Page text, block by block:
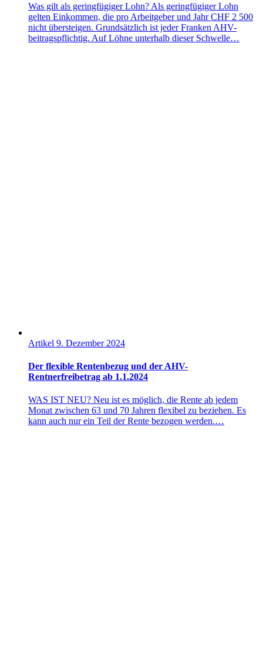
Was gilt als geringfügiger Lohn? Als geringfügiger Lohn
gelten Einkommen, die pro Arbeitgeber und Jahr CHF 2 500
nicht übersteigen. Grundsätzlich ist jeder Franken AHV-
beitragspflichtig. Auf Löhne unterhalb dieser Schwelle…
Artikel 9. Dezember 2024
Der flexible Rentenbezug und der AHV-
Rentnerfreibetrag ab 1.1.2024
WAS IST NEU? Neu ist es möglich, die Rente ab jedem
Monat zwischen 63 und 70 Jahren flexibel zu beziehen. Es
kann auch nur ein Teil der Rente bezogen werden.…